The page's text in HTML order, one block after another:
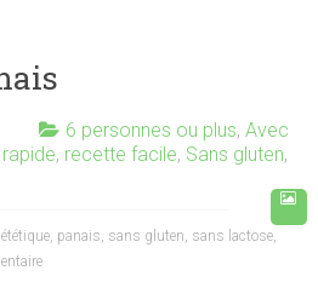
6 personnes ou plus,Avec
rapide, recette facile, Sans gluten,
, panais, sans gluten, sans lactose,